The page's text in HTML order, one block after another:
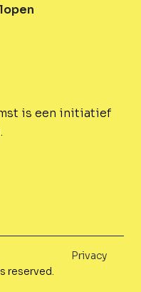
is een initiatief
reserved.
Privacy